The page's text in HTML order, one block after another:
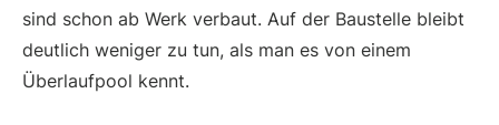
sind schon ab Werk verbaut. Auf der Baustelle bleibt
deutlich weniger zu tun, als man es von einem
Überlaufpool kennt.